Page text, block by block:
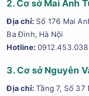
2. Cơ sở Mai Anh
Địa chỉ: Số 176 Mai
Ba Đình, Hà Nội
Hotline: 0912.453.038
3. Cơ sở Nguyễn
Địa chỉ: Tầng 7, Số 37